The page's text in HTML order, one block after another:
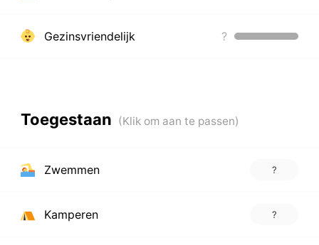
Gezinsvriendelijk ?
Toegestaan
Zwemmen ?
Kamperen ?